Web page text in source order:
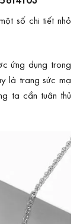
số chi tiết nhỏ
ứng dụng trong
là trang sức mạ
ta cần tuân thủ